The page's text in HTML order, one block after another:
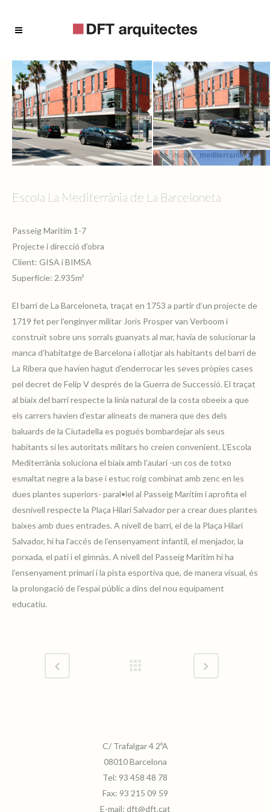
escola_mediterrania_1
escola_mediterrania_2
Escola-de-la-Mediterrania-de-la-
Barceloneta-04
escola_mediterrania_planta_02
Escola La Mediterrània de La Barceloneta
Passeig Marítim 1-7
Projecte i direcció d’obra
Client: GISA i BIMSA
Superfície: 2.935m²
El barri de La Barceloneta, traçat en 1753 a partir d’un projecte de
1719 fet per l’enginyer militar Joris Prosper van Verboom i
construït sobre uns sorrals guanyats al mar, havia de solucionar la
manca d’habitatge de Barcelona i allotjar als habitants del barri de
La Ribera que havien hagut d’enderrocar les seves pròpies cases
pel decret de Felip V després de la Guerra de Successió. El traçat
al biaix del barri respecte la línia natural de la costa obeeix a que
els carrers havien d’estar alineats de manera que des dels
baluards de la Ciutadella es pogués bombardejar als seus
habitants si les autoritats militars ho creien convenient. L’Escola
Mediterrània soluciona el biaix amb l’aulari -un cos de totxo
esmaltat negre a la base i estuc roig combinat amb zenc en les
dues plantes superiors- paral•lel al Passeig Marítim i aprofita el
desnivell respecte la Plaça Hilari Salvador per a crear dues plantes
baixes amb dues entrades. A nivell de barri, el de la Plaça Hilari
Salvador, hi ha l’accés de l’ensenyament infantil, el menjador, la
porxada, el pati i el gimnàs. A nivell del Passeig Marítim hi ha
l’ensenyament primari i la pista esportiva que, de manera visual, és
la prolongació de l’espai públic a dins del nou equipament
educatiu.
C/ Trafalgar 4 2ºA
08010 Barcelona
Tel: 93 458 48 78
Fax: 93 215 09 59
E-mail: dft@dft.cat